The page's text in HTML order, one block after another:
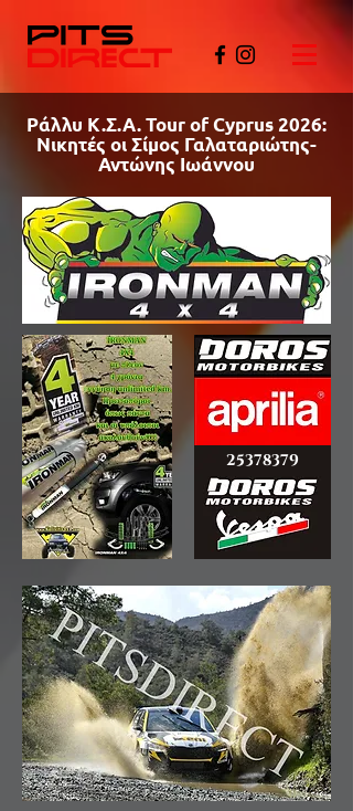
Ράλλυ Κ.Σ.Α. Tour of Cyprus 2026:
Νικητές οι Σίμος Γαλαταριώτης-
Αντώνης Ιωάννου
©PITSDIRECT
25378379